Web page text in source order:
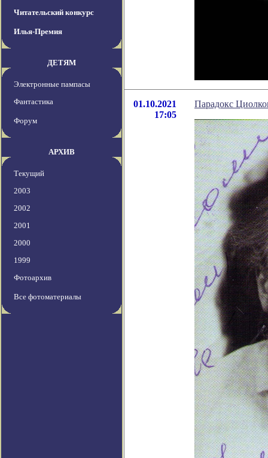
Читательский конкурс
Илья-Премия
ДЕТЯМ
Электронные пампасы
Фантастика
Форум
АРХИВ
Текущий
2003
2002
2001
2000
1999
Фотоархив
Все фотоматериалы
01.10.2021
17:05
Парадокс